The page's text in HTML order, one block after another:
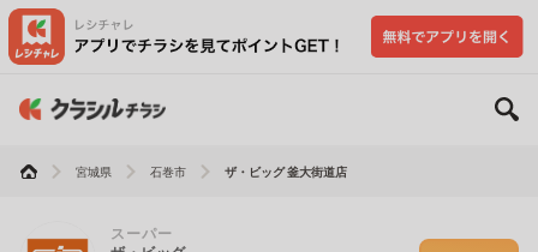
宮城県 石巻市 ザ・ビッグ 釜大街道店
スーパー